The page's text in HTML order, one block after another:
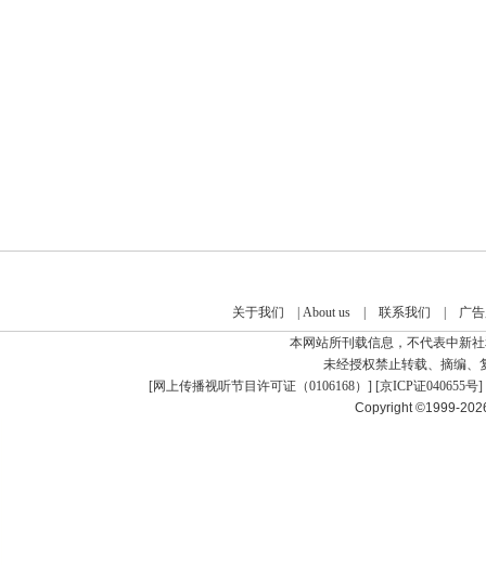
关于我们 About us| 联系我们
广
本网站所刊载信息，不代表中新
未经授权禁止转载、摘编、
[网上传播视听节目许可证（0106168） ] [京ICP证040655号]
Copyright ©1999-